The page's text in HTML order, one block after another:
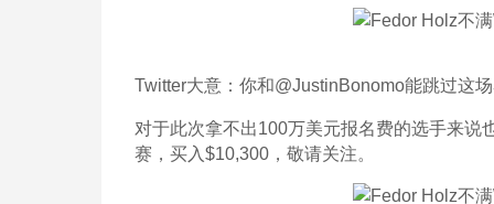
Twitter大意：你和@JustinBonomo能跳过这
对于此次拿不出100万美元报名费的选手来说
赛，买入$10,300，敬请关注。